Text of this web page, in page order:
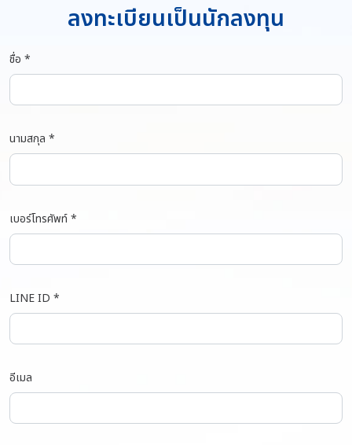
ลงทะเบียนเป็นนักลงทุน
ชื่อ *
นามสกุล *
เบอร์โทรศัพท์ *
LINE ID *
อีเมล